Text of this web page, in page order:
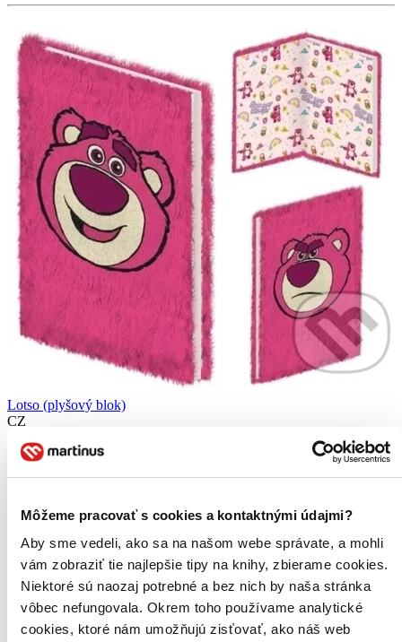
Môžeme pracovať s cookies a kontaktnými údajmi?
Aby sme vedeli, ako sa na našom webe správate, a mohli
vám zobraziť tie najlepšie tipy na knihy, zbierame cookies.
Niektoré sú naozaj potrebné a bez nich by naša stránka
vôbec nefungovala. Okrem toho používame analytické
cookies, ktoré nám umožňujú zisťovať, ako náš web
Lotso (plyšový blok)
CZ
Lotso plyšový blok je licenční produkt z oblíbené filmové série Toy
Story, který kombinuje funkčnost klasického zápisníku s designem
Do 3 – 5 dní
Tento produkt momentálne nemáme na sklade, ale zvyčajne
vám ho vieme zabezpečiť a odoslať do 3 – 5 dní. A
posnažíme sa aj trochu rýchlejšie!
Pridať do zoznamu
Vložiť do košíka